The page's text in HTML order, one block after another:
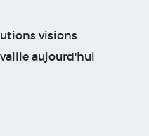
visions
aujourd'hui